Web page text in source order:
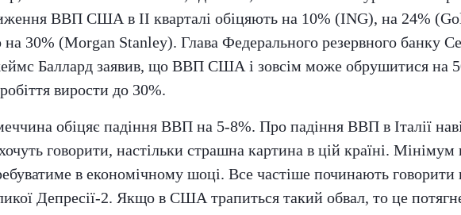
ВВП США в II кварталі обіцяють на 10% (ING), на 24%
на 30% (Morgan Stanley). Глава Федерального резервного банку
Баллард заявив, що ВВП США і зовсім може обрушитися на
вирости до 30%.
обіцяє падіння ВВП на 5-8%. Про падіння ВВП в Італії
говорити, настільки страшна картина в цій країні. Мінімум
в економічному шоці. Все частіше починають
Депресії-2. Якщо в США трапиться такий обвал, то це